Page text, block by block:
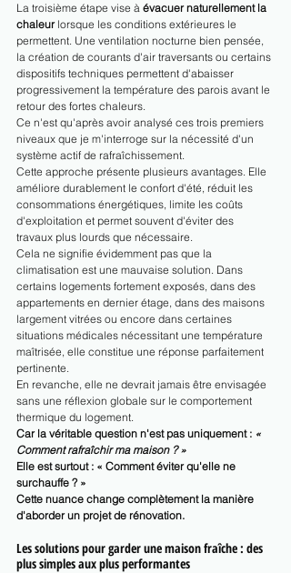
La troisième étape vise à évacuer naturellement la
chaleur lorsque les conditions extérieures le
permettent. Une ventilation nocturne bien pensée,
la création de courants d'air traversants ou certains
dispositifs techniques permettent d'abaisser
progressivement la température des parois avant le
retour des fortes chaleurs.
Ce n'est qu'après avoir analysé ces trois premiers
niveaux que je m'interroge sur la nécessité d'un
système actif de rafraîchissement.
Cette approche présente plusieurs avantages. Elle
améliore durablement le confort d'été, réduit les
consommations énergétiques, limite les coûts
d'exploitation et permet souvent d'éviter des
travaux plus lourds que nécessaire.
Cela ne signifie évidemment pas que la
climatisation est une mauvaise solution. Dans
certains logements fortement exposés, dans des
appartements en dernier étage, dans des maisons
largement vitrées ou encore dans certaines
situations médicales nécessitant une température
maîtrisée, elle constitue une réponse parfaitement
pertinente.
En revanche, elle ne devrait jamais être envisagée
sans une réflexion globale sur le comportement
thermique du logement.
Car la véritable question n'est pas uniquement : «
Comment rafraîchir ma maison ? »
Elle est surtout : « Comment éviter qu'elle ne
surchauffe ? »
Cette nuance change complètement la manière
d'aborder un projet de rénovation.
Les solutions pour garder une maison fraîche : des
plus simples aux plus performantes